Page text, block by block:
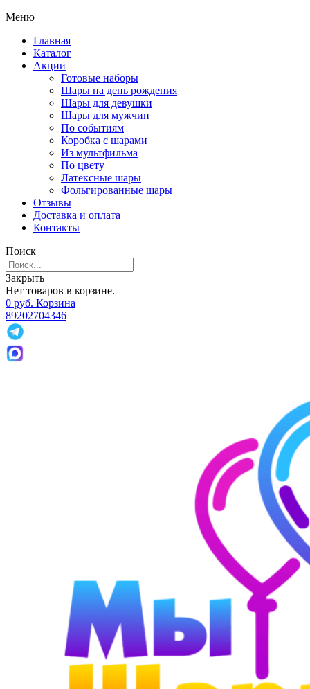
Меню
Главная
Каталог
Акции
Готовые наборы
Шары на день рождения
Шары для девушки
Шары для мужчин
По событиям
Коробка с шарами
Из мультфильма
По цвету
Латексные шары
Фольгированные шары
Отзывы
Доставка и оплата
Контакты
Поиск
Закрыть
Нет товаров в корзине.
0 руб. Корзина
89202704346